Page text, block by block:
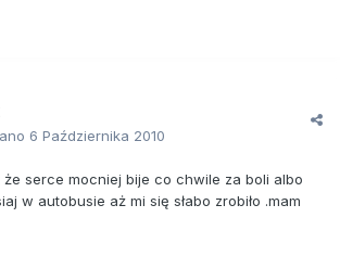
6 Października 2010
że serce mocniej bije co chwile za boli albo
w autobusie aż mi się słabo zrobiło .mam